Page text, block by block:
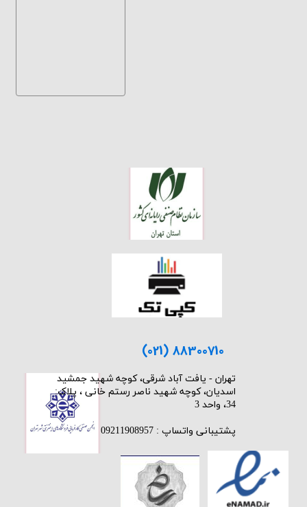
(021) 88300710
​تهران - یافت آباد شرقی، کوچه شهید جمشید
اسدیان، کوچه شهید ناصر رستم خانی ، پلاک:
34، واحد 3
پشتیبانی واتساپ : 09211908957